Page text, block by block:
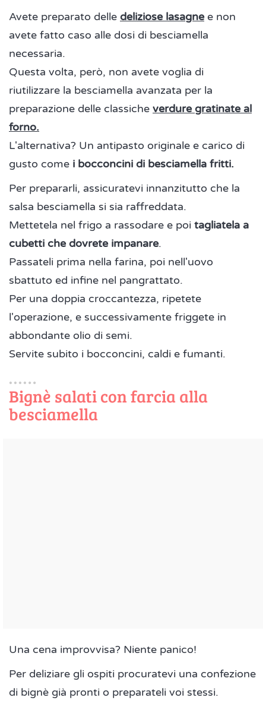
Avete preparato delle deliziose lasagnee non
avete fatto caso alle dosi di besciamella
necessaria.
Questa volta, però, non avete voglia di
riutilizzare la besciamella avanzata per la
preparazione delle classiche verdure gratinate al
forno.
L'alternativa? Un antipasto originale e carico di
gusto come i bocconcini di besciamella fritti.
Per prepararli, assicuratevi innanzitutto che la
salsa besciamella si sia raffreddata.
Mettetela nel frigo a rassodare e poi tagliatela a
cubetti che dovrete impanare.
Passateli prima nella farina, poi nell'uovo
sbattuto ed infine nel pangrattato.
Per una doppia croccantezza, ripetete
l'operazione, e successivamente friggete in
abbondante olio di semi.
Servite subito i bocconcini, caldi e fumanti.
Bignè salati con farcia alla
besciamella
Una cena improvvisa? Niente panico!
Per deliziare gli ospiti procuratevi una confezione
di bignè già pronti o preparateli voi stessi.